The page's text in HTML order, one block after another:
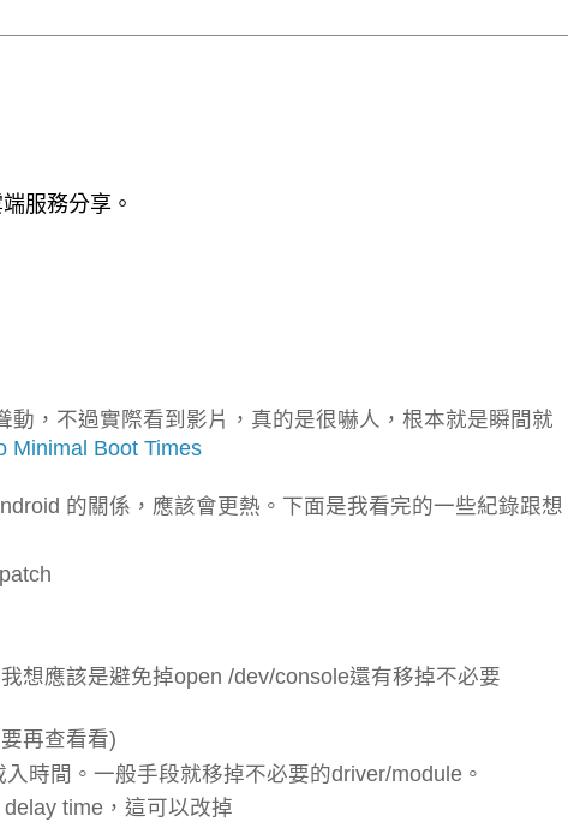
服務分享。
動，不過實際看到影片，真的是很嚇人，根本就是瞬間就
Minimal Boot Times
的關係，應該會更熱。下面是我看完的一些紀錄跟想
想應該是避免掉open /dev/console還有移掉不必要
再查看看)
時間。一般手段就移掉不必要的driver/module。
time，這可以改掉